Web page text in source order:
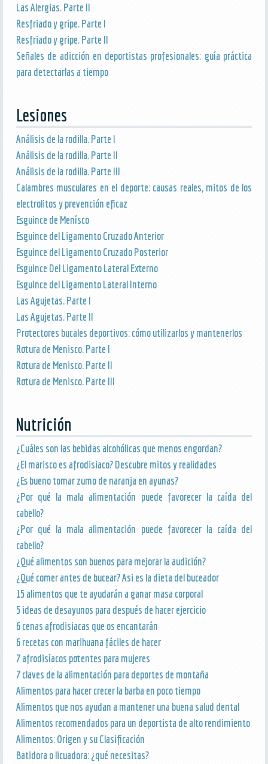
Las Alergias. Parte II
Resfriado y gripe. Parte I
Resfriado y gripe. Parte II
Señales de adicción en deportistas profesionales: guía práctica
para detectarlas a tiempo
Lesiones
Análisis de la rodilla. Parte I
Análisis de la rodilla. Parte II
Análisis de la rodilla. Parte III
Calambres musculares en el deporte: causas reales, mitos de los
electrolitos y prevención eficaz
Esguince de Menísco
Esguince del Ligamento Cruzado Anterior
Esguince del Ligamento Cruzado Posterior
Esguince Del Ligamento Lateral Externo
Esguince del Ligamento Lateral Interno
Las Agujetas. Parte I
Las Agujetas. Parte II
Protectores bucales deportivos: cómo utilizarlos y mantenerlos
Rotura de Menisco. Parte I
Rotura de Menisco. Parte II
Rotura de Menisco. Parte III
Nutrición
¿Cuáles son las bebidas alcohólicas que menos engordan?
¿El marisco es afrodisiaco? Descubre mitos y realidades
¿Es bueno tomar zumo de naranja en ayunas?
¿Por qué la mala alimentación puede favorecer la caída del
cabello?
¿Por qué la mala alimentación puede favorecer la caída del
cabello?
¿Qué alimentos son buenos para mejorar la audición?
¿Qué comer antes de bucear? Asi es la dieta del buceador
15 alimentos que te ayudarán a ganar masa corporal
5 ideas de desayunos para después de hacer ejercicio
6 cenas afrodisiacas que os encantarán
6 recetas con marihuana fáciles de hacer
7 afrodisíacos potentes para mujeres
7 claves de la alimentación para deportes de montaña
Alimentos para hacer crecer la barba en poco tiempo
Alimentos que nos ayudan a mantener una buena salud dental
Alimentos recomendados para un deportista de alto rendimiento
Alimentos: Origen y su Clasificación
Batidora o licuadora: ¿qué necesitas?